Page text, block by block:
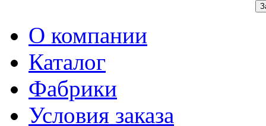
О компании
Каталог
Фабрики
Условия заказа